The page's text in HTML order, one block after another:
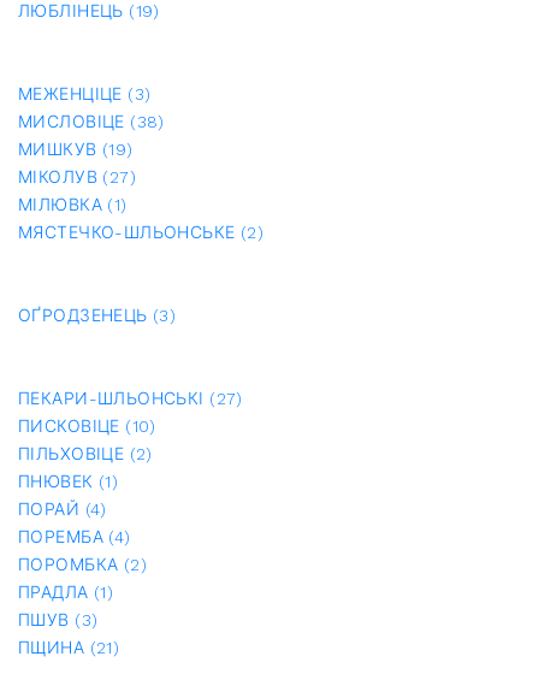
ЛЮБЛІНЕЦЬ (19)
МЕЖЕНЦІЦЕ (3)
МИСЛОВІЦЕ (38)
МИШКУВ (19)
МІКОЛУВ (27)
МІЛЮВКА (1)
МЯСТЕЧКО-ШЛЬОНСЬКЕ (2)
ОҐРОДЗЕНЕЦЬ (3)
ПЕКАРИ-ШЛЬОНСЬКІ (27)
ПИСКОВІЦЕ (10)
ПІЛЬХОВІЦЕ (2)
ПНЮВЕК (1)
ПОРАЙ (4)
ПОРЕМБА (4)
ПОРОМБКА (2)
ПРАДЛА (1)
ПШУВ (3)
ПЩИНА (21)